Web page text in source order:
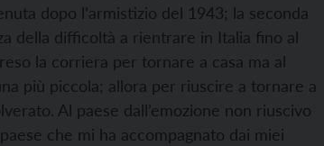
dopo l’armistizio del 1943; la seconda
della difficoltà a rientrare in Italia fino al
la corriera per tornare a casa ma al
più piccola; allora per riuscire a tornare a
Al paese dall’emozione non riuscivo
che mi ha accompagnato dai miei